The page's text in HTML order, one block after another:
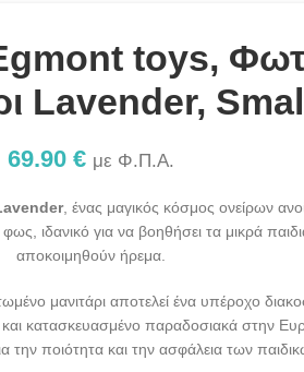
toys,
Lavender,
69.90€ με Φ.Π.Α.
, ένας μαγικός κόσμος ονείρων
ιδανικό για να βοηθήσει τα μικρά
αποκοιμηθούν ήρεμα.
μανιτάρι αποτελεί ένα υπέροχο
και κατασκευασμένο παραδοσιακά στην
την ποιότητα και την ασφάλεια των